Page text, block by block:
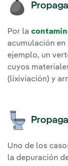
Por la
acumulación
ejemplo, un
cuyos
(lixiviación) y
Uno de los
la depuración